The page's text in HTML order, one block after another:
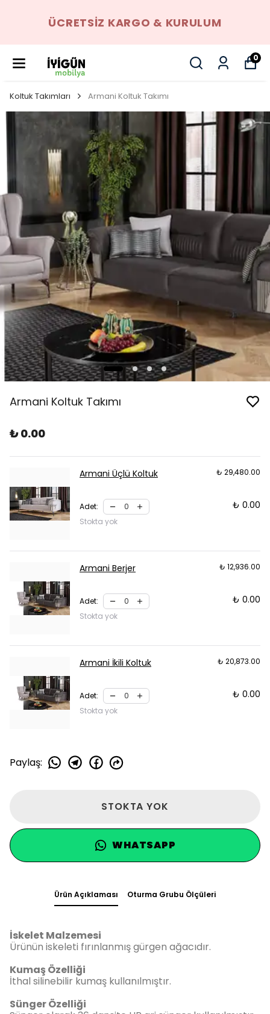
ÜCRETSIZ KARGO & KURULUM
0
Koltuk Takımları Armani Koltuk Takımı
Armani Koltuk Takımı
₺ 0.00
Armani Üçlü Koltuk ₺ 29,480.00
Adet: ₺ 0.00
Stokta yok
Armani Berjer ₺ 12,936.00
Adet: ₺ 0.00
Stokta yok
Armani İkili Koltuk ₺ 20,873.00
Adet: ₺ 0.00
Stokta yok
Paylaş:
STOKTA YOK
WHATSAPP
Ürün Açıklaması Oturma Grubu Ölçüleri
İskelet Malzemesi
Ürünün iskeleti fırınlanmış gürgen ağacıdır.
Kumaş Özelliği
İthal silinebilir kumaş kullanılmıştır.
Sünger Özelliği